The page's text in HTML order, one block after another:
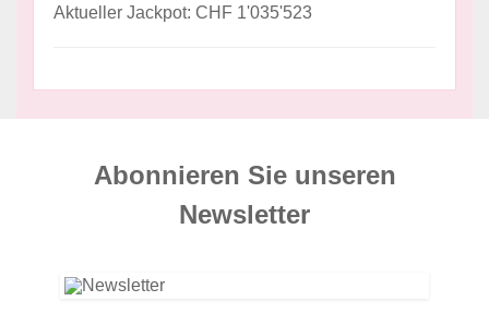
Aktueller Jackpot: CHF 1'035'523
Abonnieren Sie unseren
News­letter